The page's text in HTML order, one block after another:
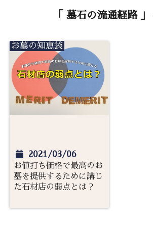
「 墓石の流通経路
お墓の知恵袋
2021/03/06
お値打ち価格で最高のお
墓を提供するために講じ
た石材店の弱点とは？